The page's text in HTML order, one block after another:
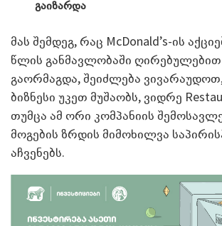
გაიზარდა
მას შემდეგ, რაც McDonald’s-ის
წლის განმავლობაში
გაორმაგდა, შეიძლება
ბიზნესი უკეთ მუშაობს, ვიდრე
თუმცა ამ ორი კომპანიის
მოგების ზრდის მიმოხილვა
აჩვენებს.